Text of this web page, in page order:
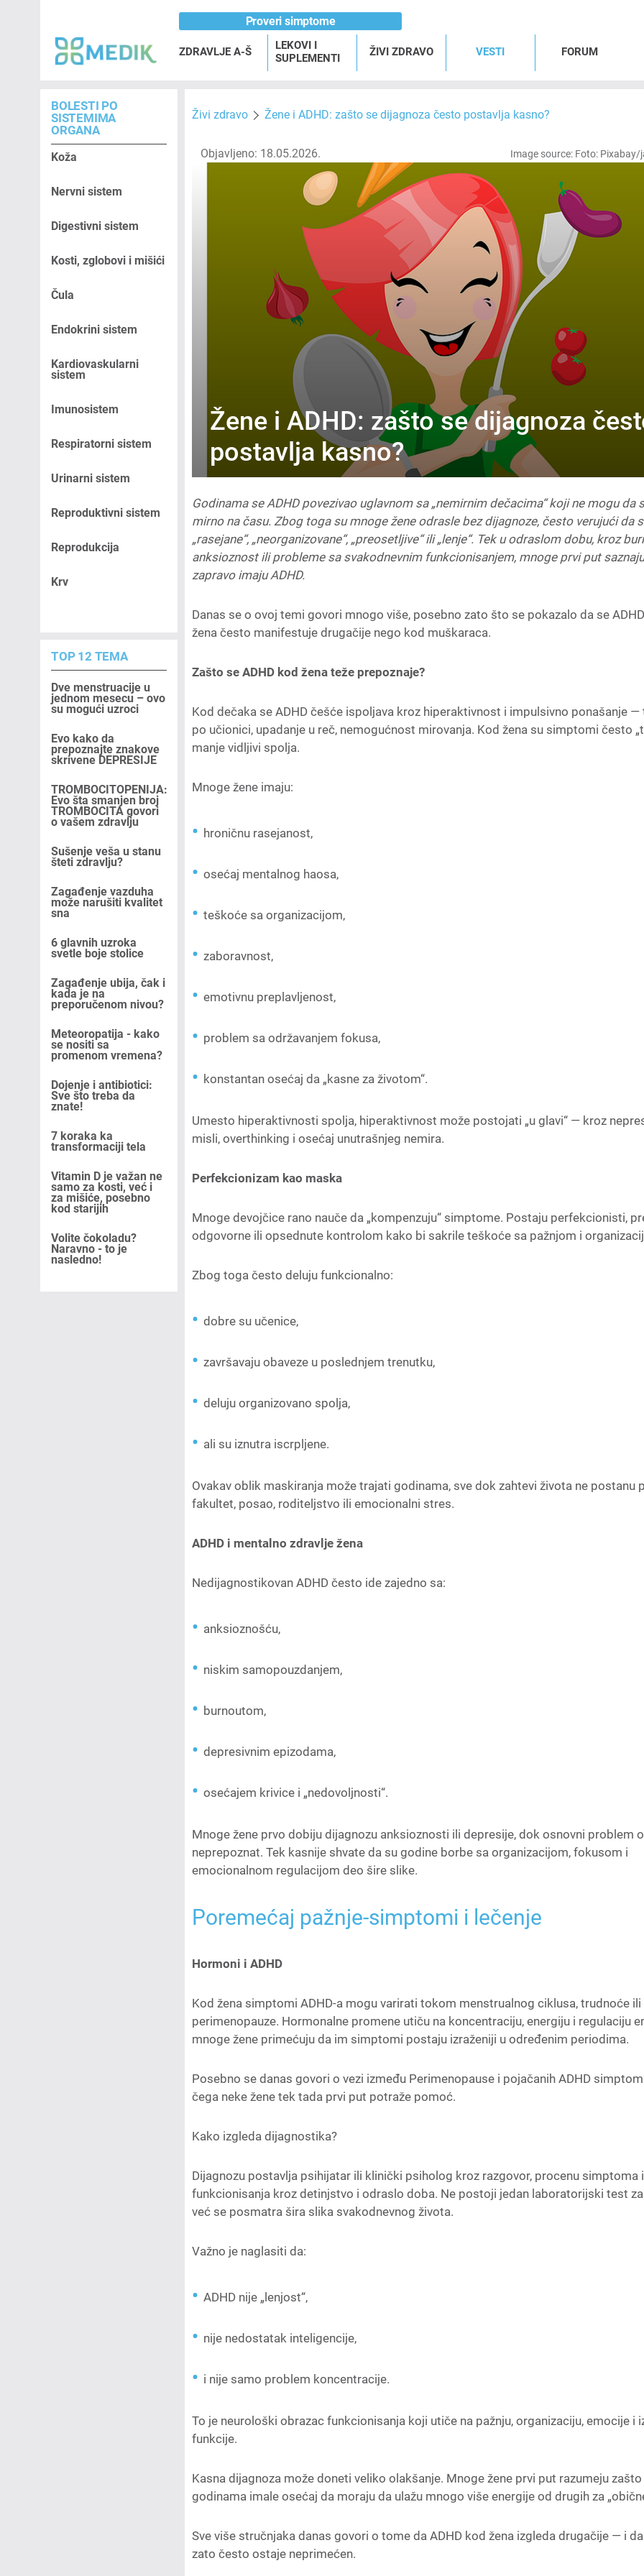
Proveri simptome
ZDRAVLJE A-Š
LEKOVI I
SUPLEMENTI
ŽIVI ZDRAVO VESTI FORUM
BOLESTI PO
SISTEMIMA
ORGANA
Koža
Nervni sistem
Digestivni sistem
Kosti, zglobovi i mišići
Čula
Endokrini sistem
Kardiovaskularni
sistem
Imunosistem
Respiratorni sistem
Urinarni sistem
Reproduktivni sistem
Reprodukcija
Krv
TOP 12 TEMA
Dve menstruacije u
jednom mesecu – ovo
su mogući uzroci
Evo kako da
prepoznajte znakove
skrivene DEPRESIJE
TROMBOCITOPENIJA:
Evo šta smanjen broj
TROMBOCITA govori
o vašem zdravlju
Sušenje veša u stanu
šteti zdravlju?
Zagađenje vazduha
može narušiti kvalitet
sna
6 glavnih uzroka
svetle boje stolice
Zagađenje ubija, čak i
kada je na
preporučenom nivou?
Meteoropatija - kako
se nositi sa
promenom vremena?
Dojenje i antibiotici:
Sve što treba da
znate!
7 koraka ka
transformaciji tela
Vitamin D je važan ne
samo za kosti, već i
za mišiće, posebno
kod starijih
Volite čokoladu?
Naravno - to je
nasledno!
Živi zdravo Žene i ADHD: zašto se dijagnoza često postavlja kasno?
Objavljeno: 18.05.2026. Image source: Foto:
Žene i ADHD: zašto se dijagnoza
postavlja kasno?
Godinama se ADHD povezivao uglavnom sa „nemirnim dečacima“ koji ne mogu da
mirno na času. Zbog toga su mnoge žene odrasle bez dijagnoze, često verujući da
„rasejane“, „neorganizovane“, „preosetljive“ ili „lenje“. Tek u odraslom dobu, kroz
anksioznost ili probleme sa svakodnevnim funkcionisanjem, mnoge prvi put
zapravo imaju ADHD.
Danas se o ovoj temi govori mnogo više, posebno zato što se pokazalo da se
žena često manifestuje drugačije nego kod muškaraca.
Zašto se ADHD kod žena teže prepoznaje?
Kod dečaka se ADHD češće ispoljava kroz hiperaktivnost i impulsivno ponašanje —
po učionici, upadanje u reč, nemogućnost mirovanja. Kod žena su simptomi često
manje vidljivi spolja.
Mnoge žene imaju:
hroničnu rasejanost,
osećaj mentalnog haosa,
teškoće sa organizacijom,
zaboravnost,
emotivnu preplavljenost,
problem sa održavanjem fokusa,
konstantan osećaj da „kasne za životom“.
Umesto hiperaktivnosti spolja, hiperaktivnost može postojati „u glavi“ — kroz
misli, overthinking i osećaj unutrašnjeg nemira.
Perfekcionizam kao maska
Mnoge devojčice rano nauče da „kompenzuju“ simptome. Postaju perfekcionisti,
odgovorne ili opsednute kontrolom kako bi sakrile teškoće sa pažnjom i
Zbog toga često deluju funkcionalno:
dobre su učenice,
završavaju obaveze u poslednjem trenutku,
deluju organizovano spolja,
ali su iznutra iscrpljene.
Ovakav oblik maskiranja može trajati godinama, sve dok zahtevi života ne postanu
fakultet, posao, roditeljstvo ili emocionalni stres.
ADHD i mentalno zdravlje žena
Nedijagnostikovan ADHD često ide zajedno sa:
anksioznošću,
niskim samopouzdanjem,
burnoutom,
depresivnim epizodama,
osećajem krivice i „nedovoljnosti“.
Mnoge žene prvo dobiju dijagnozu anksioznosti ili depresije, dok osnovni problem
neprepoznat. Tek kasnije shvate da su godine borbe sa organizacijom, fokusom i
emocionalnom regulacijom deo šire slike.
Poremećaj pažnje-simptomi i lečenje
Hormoni i ADHD
Kod žena simptomi ADHD-a mogu varirati tokom menstrualnog ciklusa, trudnoće ili
perimenopauze. Hormonalne promene utiču na koncentraciju, energiju i regulaciju
mnoge žene primećuju da im simptomi postaju izraženiji u određenim periodima.
Posebno se danas govori o vezi između Perimenopause i pojačanih ADHD
čega neke žene tek tada prvi put potraže pomoć.
Kako izgleda dijagnostika?
Dijagnozu postavlja psihijatar ili klinički psiholog kroz razgovor, procenu simptoma
funkcionisanja kroz detinjstvo i odraslo doba. Ne postoji jedan laboratorijski test za
već se posmatra šira slika svakodnevnog života.
Važno je naglasiti da:
ADHD nije „lenjost“,
nije nedostatak inteligencije,
i nije samo problem koncentracije.
To je neurološki obrazac funkcionisanja koji utiče na pažnju, organizaciju, emocije i
funkcije.
Kasna dijagnoza može doneti veliko olakšanje. Mnoge žene prvi put razumeju
godinama imale osećaj da moraju da ulažu mnogo više energije od drugih za
Sve više stručnjaka danas govori o tome da ADHD kod žena izgleda drugačije — i
zato često ostaje neprimećen.